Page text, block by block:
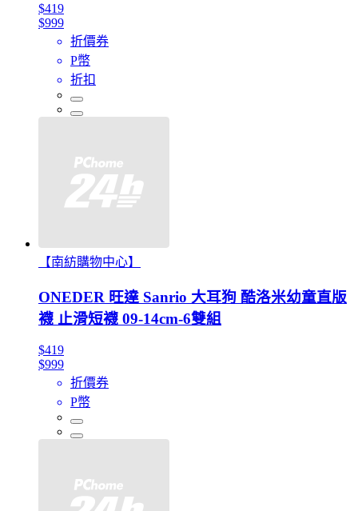
$419
$999
折價券
P幣
折扣
【南紡購物中心】
ONEDER 旺達 Sanrio 大耳狗 酷洛米幼童直版
襪 止滑短襪 09-14cm-6雙組
$419
$999
折價券
P幣